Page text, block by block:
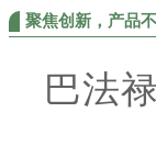
聚焦创新，产品
巴法